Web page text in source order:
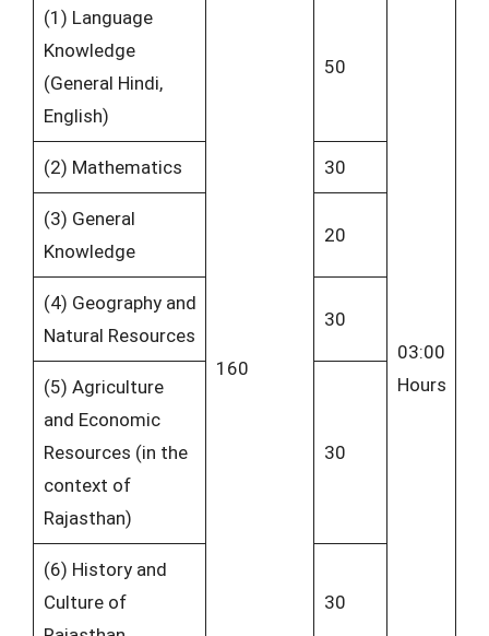
(1) Language
Knowledge
(General Hindi,
English)
160
50
03:00
Hours
(2) Mathematics 30
(3) General
Knowledge
20
(4) Geography and
Natural Resources
30
(5) Agriculture
and Economic
Resources (in the
context of
Rajasthan)
30
(6) History and
Culture of
30